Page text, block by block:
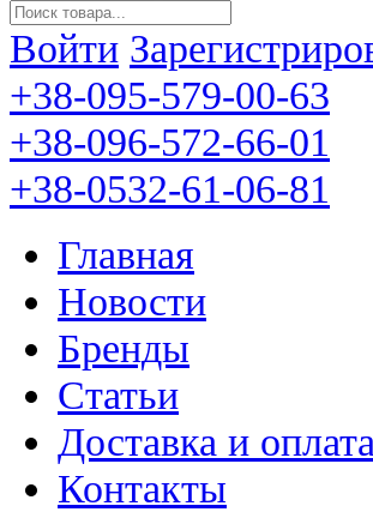
Войти
+38-095-579-00-63
+38-096-572-66-01
+38-0532-61-06-81
Главная
Новости
Бренды
Статьи
Доставка и оплата
Контакты